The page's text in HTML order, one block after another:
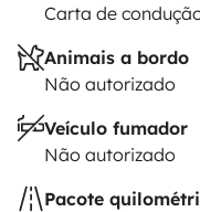
Carta de
Animais a bordo
Não autorizado
Veículo fumador
Não autorizado
Pacote